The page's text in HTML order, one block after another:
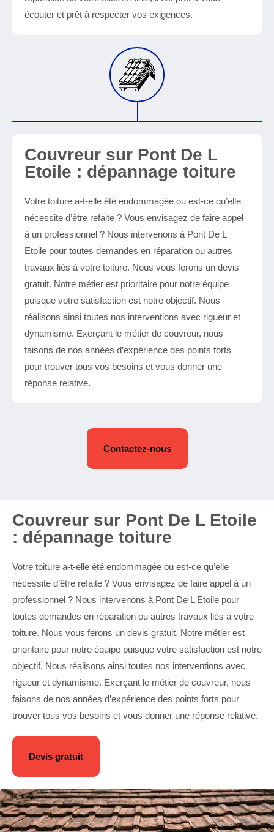
écouter et prêt à respecter vos exigences.
Couvreur sur Pont De L
Etoile : dépannage toiture
Votre toiture a-t-elle été endommagée ou est-ce qu’elle
nécessite d’être refaite ? Vous envisagez de faire appel
à un professionnel ? Nous intervenons à Pont De L
Etoile pour toutes demandes en réparation ou autres
travaux liés à votre toiture. Nous vous ferons un devis
gratuit. Notre métier est prioritaire pour notre équipe
puisque votre satisfaction est notre objectif. Nous
réalisons ainsi toutes nos interventions avec rigueur et
dynamisme. Exerçant le métier de couvreur, nous
faisons de nos années d’expérience des points forts
pour trouver tous vos besoins et vous donner une
réponse relative.
Contactez-nous
Couvreur sur Pont De L Etoile
: dépannage toiture
Votre toiture a-t-elle été endommagée ou est-ce qu’elle
nécessite d’être refaite ? Vous envisagez de faire appel à un
professionnel ? Nous intervenons à Pont De L Etoile pour
toutes demandes en réparation ou autres travaux liés à votre
toiture. Nous vous ferons un devis gratuit. Notre métier est
prioritaire pour notre équipe puisque votre satisfaction est notre
objectif. Nous réalisons ainsi toutes nos interventions avec
rigueur et dynamisme. Exerçant le métier de couvreur, nous
faisons de nos années d’expérience des points forts pour
trouver tous vos besoins et vous donner une réponse relative.
Devis gratuit